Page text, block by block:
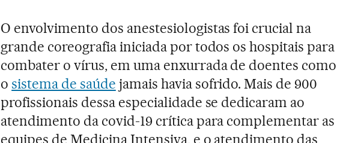
O envolvimento dos anestesiologistas foi crucial na
grande coreografia iniciada por todos os hospitais para
combater o vírus, em uma enxurrada de doentes como
osistema de saúde jamais havia sofrido. Mais de 900
profissionais dessa especialidade se dedicaram ao
atendimento da covid-19 crítica para complementar as